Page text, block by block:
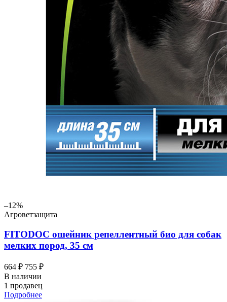
–12%
Агроветзащита
FITODOC ошейник репеллентный био для собак
мелких пород, 35 см
664 ₽ 755 ₽
В наличии
1 продавец
Подробнее